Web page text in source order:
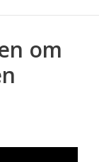
om